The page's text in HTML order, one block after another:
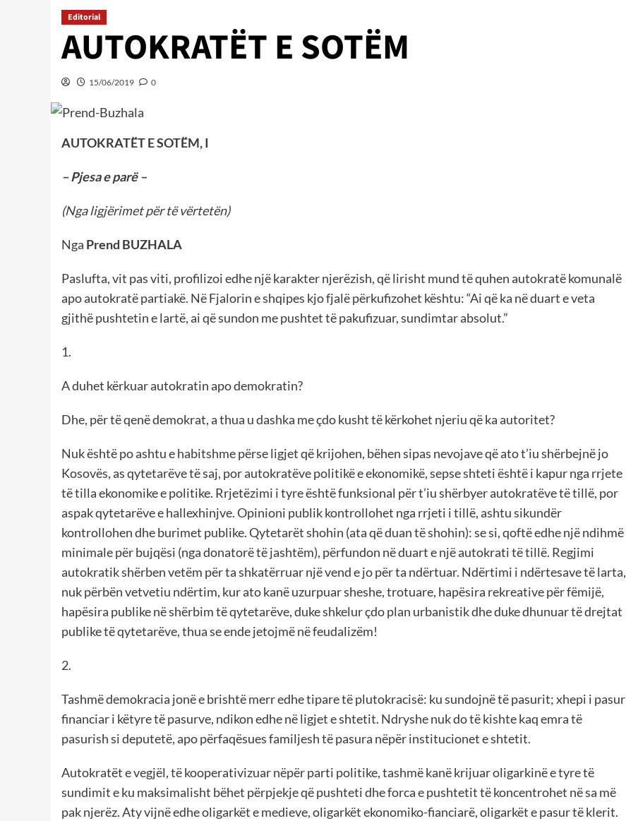
Editorial
AUTOKRATËT E SOTËM
15/06/2019 0
AUTOKRATËT E SOTËM, I
– Pjesa e parë –
(Nga ligjërimet për të vërtetën)
Nga Prend BUZHALA
Paslufta, vit pas viti, profilizoi edhe një karakter njerëzish, që lirisht mund të quhen autokratë komunalë
apo autokratë partiakë. Në Fjalorin e shqipes kjo fjalë përkufizohet kështu: “Ai që ka në duart e veta
gjithë pushtetin e lartë, ai që sundon me pushtet të pakufizuar, sundimtar absolut.”
1.
A duhet kërkuar autokratin apo demokratin?
Dhe, për të qenë demokrat, a thua u dashka me çdo kusht të kërkohet njeriu që ka autoritet?
Nuk është po ashtu e habitshme përse ligjet që krijohen, bëhen sipas nevojave që ato t’iu shërbejnë jo
Kosovës, as qytetarëve të saj, por autokratëve politikë e ekonomikë, sepse shteti është i kapur nga rrjete
të tilla ekonomike e politike. Rrjetëzimi i tyre është funksional për t’iu shërbyer autokratëve të tillë, por
aspak qytetarëve e hallexhinjve. Opinioni publik kontrollohet nga rrjeti i tillë, ashtu sikundër
kontrollohen dhe burimet publike. Qytetarët shohin (ata që duan të shohin): se si, qoftë edhe një ndihmë
minimale për bujqësi (nga donatorë të jashtëm), përfundon në duart e një autokrati të tillë. Regjimi
autokratik shërben vetëm për ta shkatërruar një vend e jo për ta ndërtuar. Ndërtimi i ndërtesave të larta,
nuk përbën vetvetiu ndërtim, kur ato kanë uzurpuar sheshe, trotuare, hapësira rekreative për fëmijë,
hapësira publike në shërbim të qytetarëve, duke shkelur çdo plan urbanistik dhe duke dhunuar të drejtat
publike të qytetarëve, thua se ende jetojmë në feudalizëm!
2.
Tashmë demokracia jonë e brishtë merr edhe tipare të plutokracisë: ku sundojnë të pasurit; xhepi i pasur
financiar i këtyre të pasurve, ndikon edhe në ligjet e shtetit. Ndryshe nuk do të kishte kaq emra të
pasurish si deputetë, apo përfaqësues familjesh të pasura nëpër institucionet e shtetit.
Autokratët e vegjël, të kooperativizuar nëpër parti politike, tashmë kanë krijuar oligarkinë e tyre të
sundimit e ku maksimalisht bëhet përpjekje që pushteti dhe forca e pushtetit të koncentrohet në sa më
pak njerëz. Aty vijnë edhe oligarkët e medieve, oligarkët ekonomiko-fianciarë, oligarkët e pasur të klerit.